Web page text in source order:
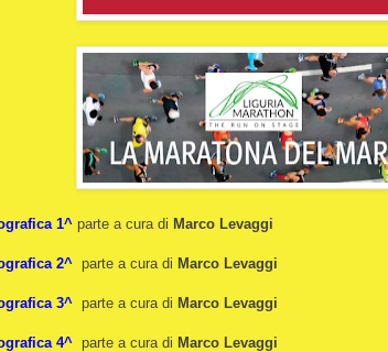
1^ parte a cura di Marco Levaggi
2^ parte a cura di Marco Levaggi
3^ parte a cura di Marco Levaggi
4^ parte a cura di Marco Levaggi